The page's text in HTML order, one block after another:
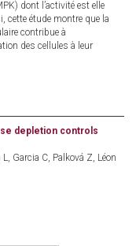
dont l’activité est elle
cette étude montre que la
contribue à
des cellules à leur
depletion controls
Garcia C, Palková Z, Léon